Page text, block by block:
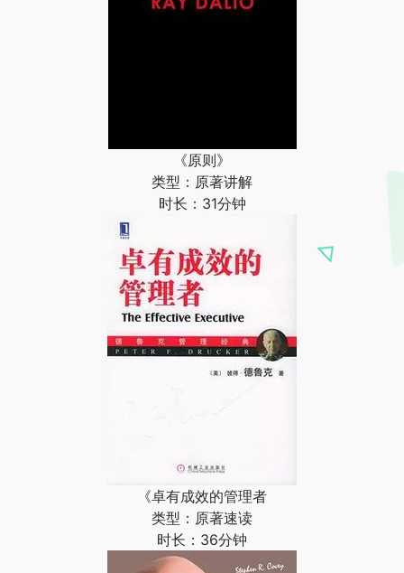
《原则》
类型：原著讲解
时长：31分钟
《卓有成效的管理者
类型：原著速读
时长：36分钟